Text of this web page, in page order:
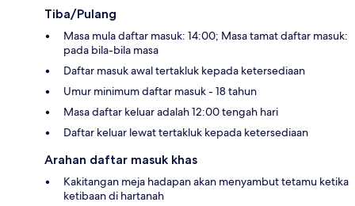
Tiba/Pulang
Masa mula daftar masuk: 14:00; Masa tamat daftar masuk:
pada bila-bila masa
Daftar masuk awal tertakluk kepada ketersediaan
Umur minimum daftar masuk - 18 tahun
Masa daftar keluar adalah 12:00 tengah hari
Daftar keluar lewat tertakluk kepada ketersediaan
Arahan daftar masuk khas
Kakitangan meja hadapan akan menyambut tetamu ketika
ketibaan di hartanah